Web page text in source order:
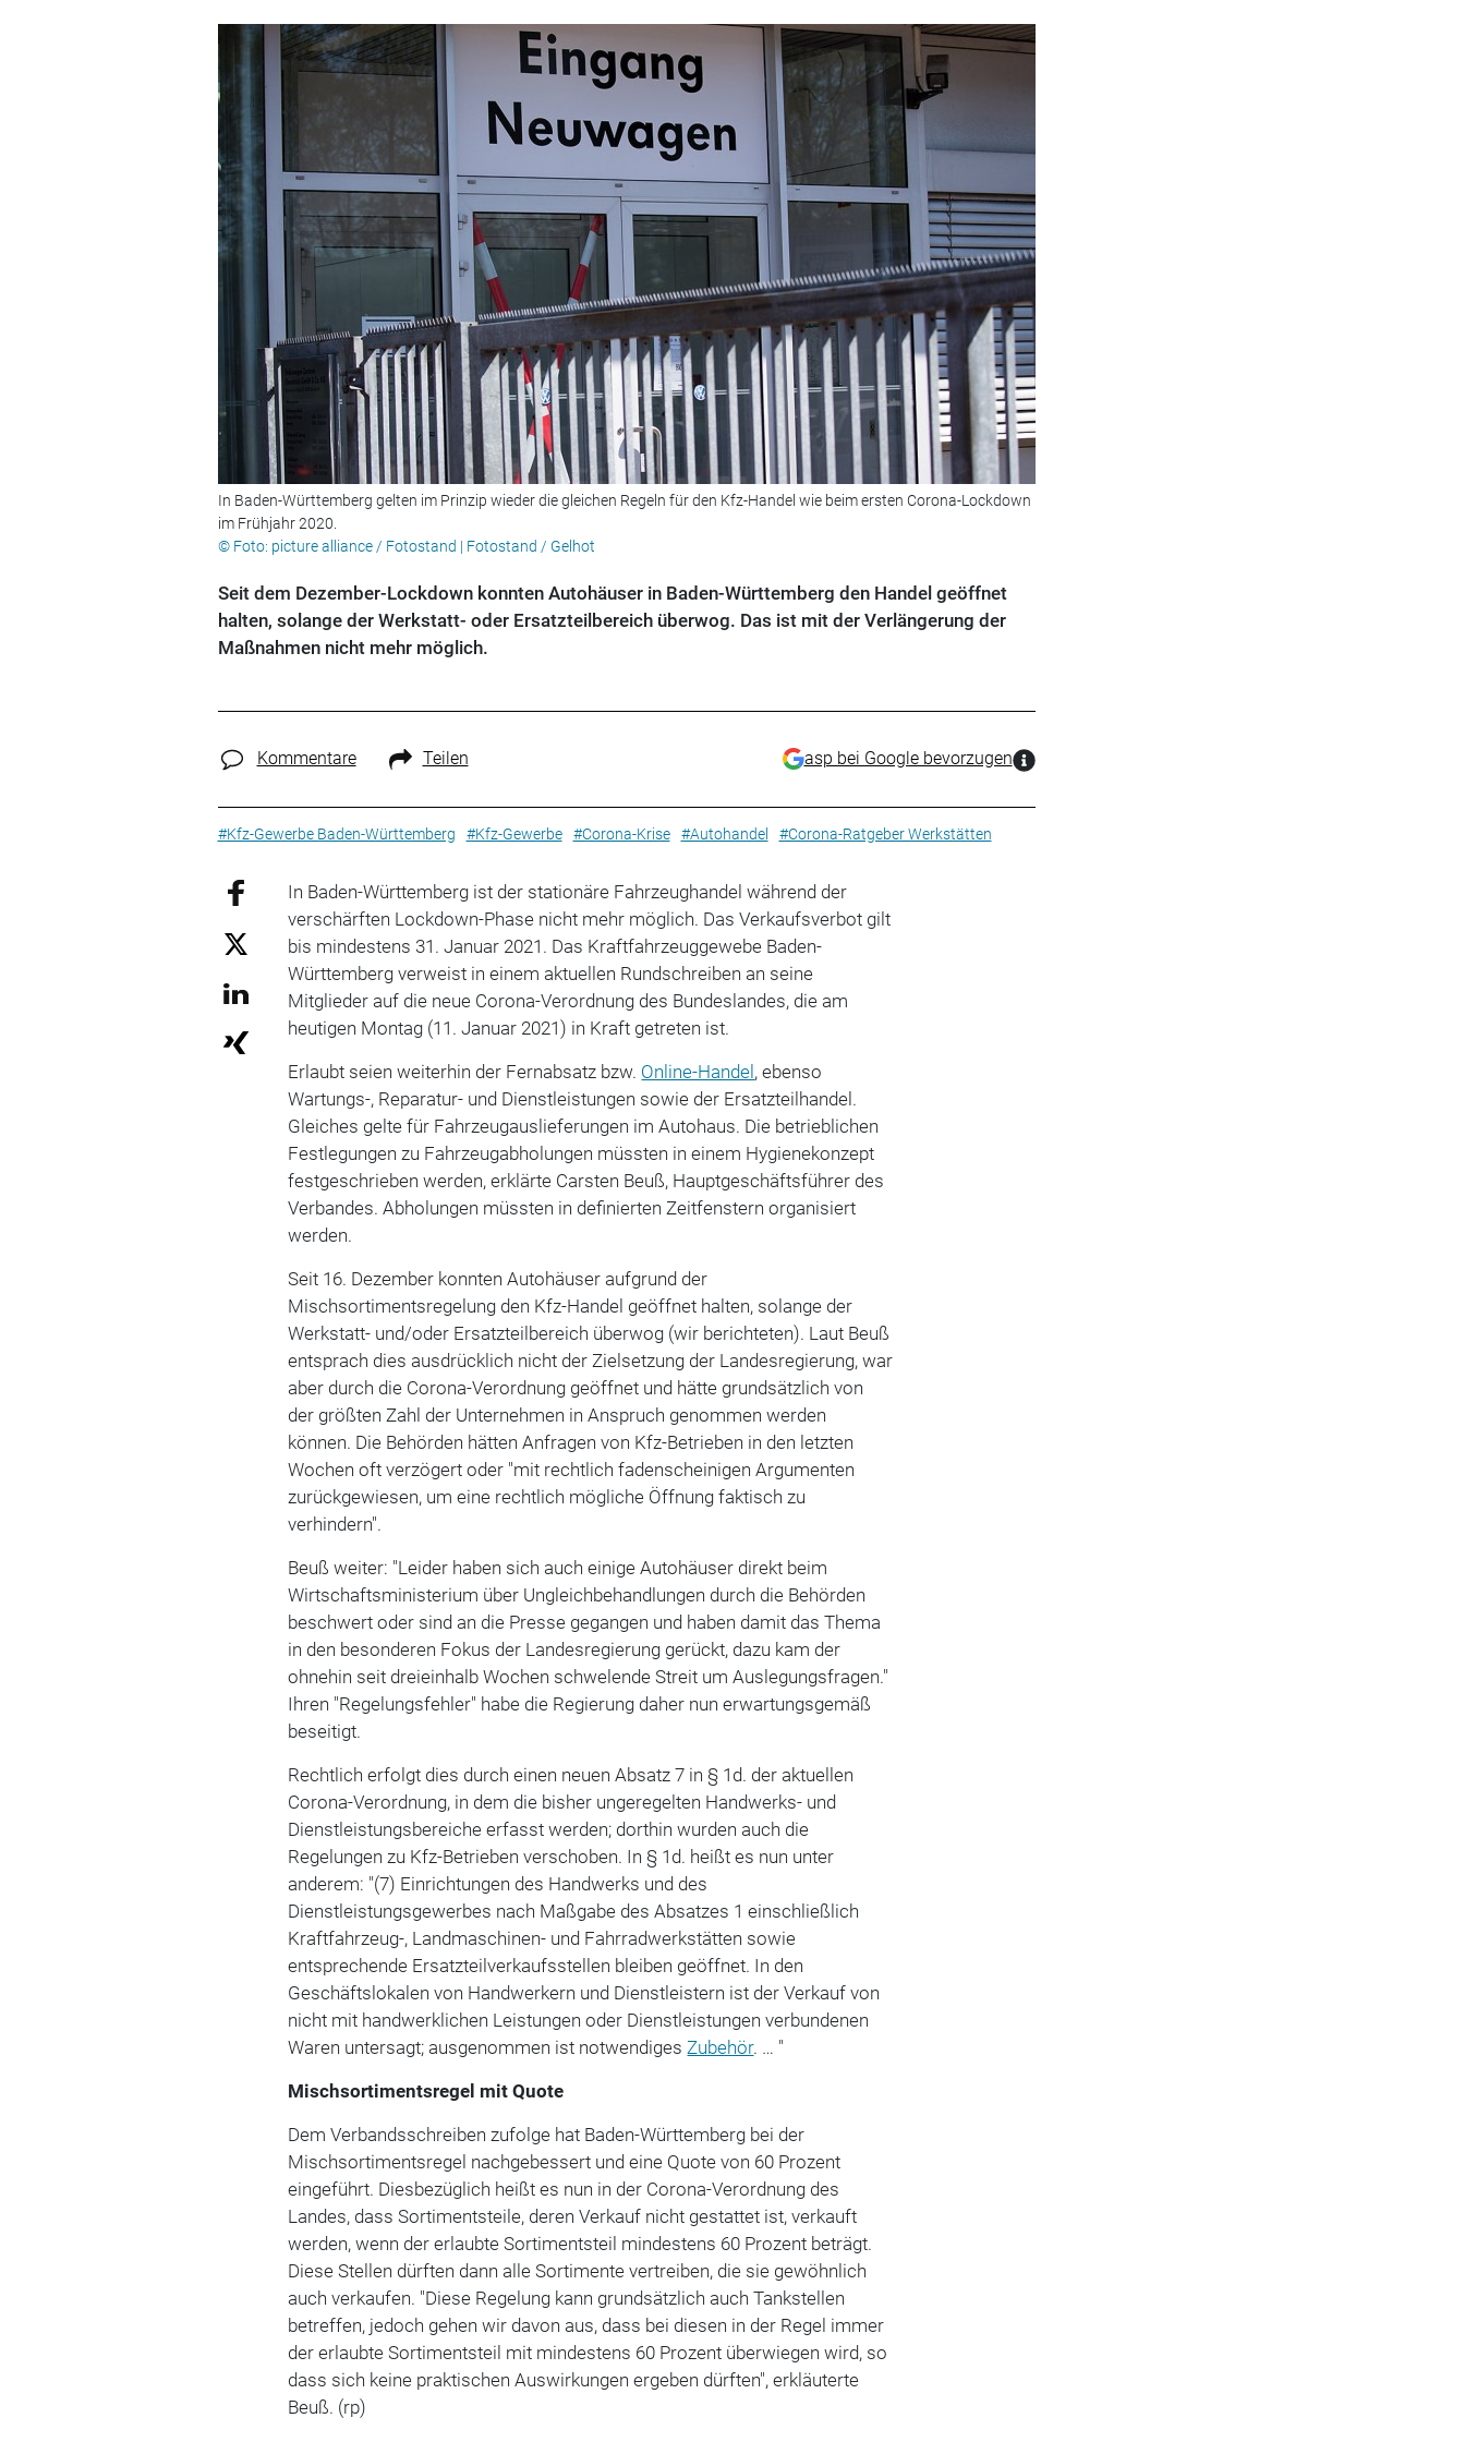
In Baden-Württemberg gelten im Prinzip wieder die gleichen Regeln für den Kfz-Handel wie beim ersten Corona-Lockdown
im Frühjahr 2020.
© Foto: picture alliance / Fotostand | Fotostand / Gelhot
Seit dem Dezember-Lockdown konnten Autohäuser in Baden-Württemberg den Handel geöffnet
halten, solange der Werkstatt- oder Ersatzteilbereich überwog. Das ist mit der Verlängerung der
Maßnahmen nicht mehr möglich.
Kommentare Teilen asp bei Google bevorzugen
#Kfz-Gewerbe Baden-Württemberg #Kfz-Gewerbe #Corona-Krise #Autohandel #Corona-Ratgeber Werkstätten
In Baden-Württemberg ist der stationäre Fahrzeughandel während der
verschärften Lockdown-Phase nicht mehr möglich. Das Verkaufsverbot gilt
bis mindestens 31. Januar 2021. Das Kraftfahrzeuggewebe Baden-
Württemberg verweist in einem aktuellen Rundschreiben an seine
Mitglieder auf die neue Corona-Verordnung des Bundeslandes, die am
heutigen Montag (11. Januar 2021) in Kraft getreten ist.
Erlaubt seien weiterhin der Fernabsatz bzw. Online-Handel, ebenso
Wartungs-, Reparatur- und Dienstleistungen sowie der Ersatzteilhandel.
Gleiches gelte für Fahrzeugauslieferungen im Autohaus. Die betrieblichen
Festlegungen zu Fahrzeugabholungen müssten in einem Hygienekonzept
festgeschrieben werden, erklärte Carsten Beuß, Hauptgeschäftsführer des
Verbandes. Abholungen müssten in definierten Zeitfenstern organisiert
werden.
Seit 16. Dezember konnten Autohäuser aufgrund der
Mischsortimentsregelung den Kfz-Handel geöffnet halten, solange der
Werkstatt- und/oder Ersatzteilbereich überwog (wir berichteten). Laut Beuß
entsprach dies ausdrücklich nicht der Zielsetzung der Landesregierung, war
aber durch die Corona-Verordnung geöffnet und hätte grundsätzlich von
der größten Zahl der Unternehmen in Anspruch genommen werden
können. Die Behörden hätten Anfragen von Kfz-Betrieben in den letzten
Wochen oft verzögert oder "mit rechtlich fadenscheinigen Argumenten
zurückgewiesen, um eine rechtlich mögliche Öffnung faktisch zu
verhindern".
Beuß weiter: "Leider haben sich auch einige Autohäuser direkt beim
Wirtschaftsministerium über Ungleichbehandlungen durch die Behörden
beschwert oder sind an die Presse gegangen und haben damit das Thema
in den besonderen Fokus der Landesregierung gerückt, dazu kam der
ohnehin seit dreieinhalb Wochen schwelende Streit um Auslegungsfragen."
Ihren "Regelungsfehler" habe die Regierung daher nun erwartungsgemäß
beseitigt.
Rechtlich erfolgt dies durch einen neuen Absatz 7 in § 1d. der aktuellen
Corona-Verordnung, in dem die bisher ungeregelten Handwerks- und
Dienstleistungsbereiche erfasst werden; dorthin wurden auch die
Regelungen zu Kfz-Betrieben verschoben. In § 1d. heißt es nun unter
anderem: "(7) Einrichtungen des Handwerks und des
Dienstleistungsgewerbes nach Maßgabe des Absatzes 1 einschließlich
Kraftfahrzeug-, Landmaschinen- und Fahrradwerkstätten sowie
entsprechende Ersatzteilverkaufsstellen bleiben geöffnet. In den
Geschäftslokalen von Handwerkern und Dienstleistern ist der Verkauf von
nicht mit handwerklichen Leistungen oder Dienstleistungen verbundenen
Waren untersagt; ausgenommen ist notwendiges Zubehör. … "
Mischsortimentsregel mit Quote
Dem Verbandsschreiben zufolge hat Baden-Württemberg bei der
Mischsortimentsregel nachgebessert und eine Quote von 60 Prozent
eingeführt. Diesbezüglich heißt es nun in der Corona-Verordnung des
Landes, dass Sortimentsteile, deren Verkauf nicht gestattet ist, verkauft
werden, wenn der erlaubte Sortimentsteil mindestens 60 Prozent beträgt.
Diese Stellen dürften dann alle Sortimente vertreiben, die sie gewöhnlich
auch verkaufen. "Diese Regelung kann grundsätzlich auch Tankstellen
betreffen, jedoch gehen wir davon aus, dass bei diesen in der Regel immer
der erlaubte Sortimentsteil mit mindestens 60 Prozent überwiegen wird, so
dass sich keine praktischen Auswirkungen ergeben dürften", erkläuterte
Beuß. (rp)